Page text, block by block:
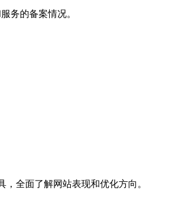
务的备案情况。
全面了解网站表现和优化方向。